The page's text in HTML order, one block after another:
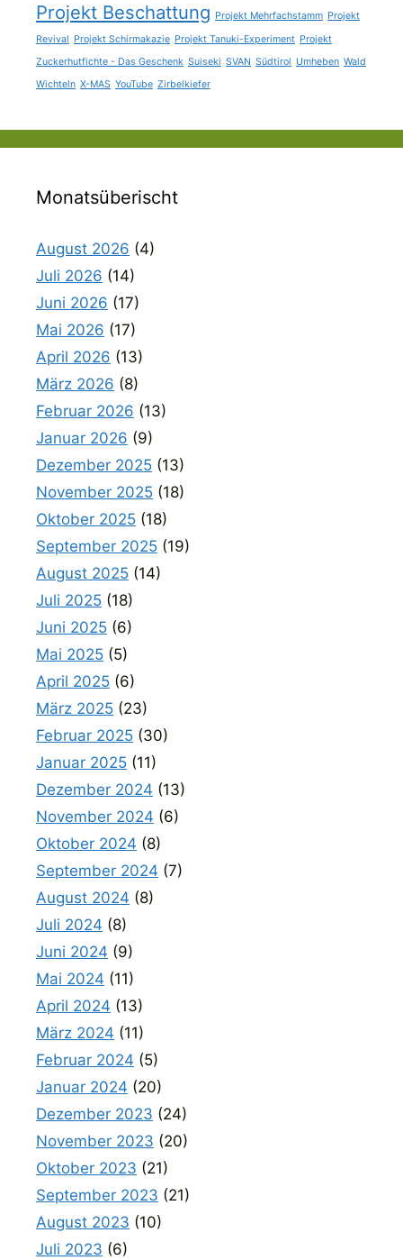
Projekt Beschattung Projekt Mehrfachstamm Projekt
Revival Projekt Schirmakazie Projekt Tanuki-Experiment Projekt
Zuckerhutfichte - Das Geschenk Suiseki SVAN Südtirol Umheben Wald
Wichteln X-MAS YouTube Zirbelkiefer
Monatsüberischt
August 2026 (4)
Juli 2026 (14)
Juni 2026 (17)
Mai 2026 (17)
April 2026 (13)
März 2026 (8)
Februar 2026 (13)
Januar 2026 (9)
Dezember 2025 (13)
November 2025 (18)
Oktober 2025 (18)
September 2025 (19)
August 2025 (14)
Juli 2025 (18)
Juni 2025 (6)
Mai 2025 (5)
April 2025 (6)
März 2025 (23)
Februar 2025 (30)
Januar 2025 (11)
Dezember 2024 (13)
November 2024 (6)
Oktober 2024 (8)
September 2024 (7)
August 2024 (8)
Juli 2024 (8)
Juni 2024 (9)
Mai 2024 (11)
April 2024 (13)
März 2024 (11)
Februar 2024 (5)
Januar 2024 (20)
Dezember 2023 (24)
November 2023 (20)
Oktober 2023 (21)
September 2023 (21)
August 2023 (10)
Juli 2023 (6)